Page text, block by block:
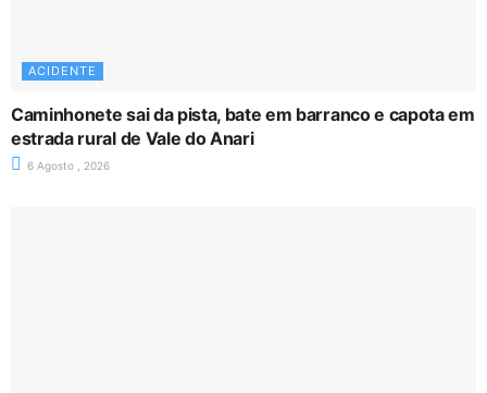
ACIDENTE
Caminhonete sai da pista, bate em barranco e capota em
estrada rural de Vale do Anari
6 Agosto , 2026